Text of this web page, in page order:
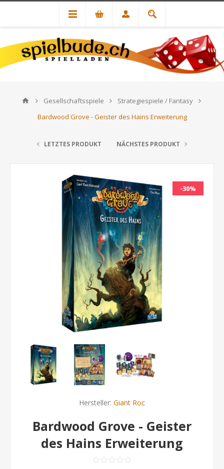
Gesellschaftsspiele
Strategiespiele / Fantasy
Bardwood Grove - Geister des Hains Erweiterung
LETZTES PRODUKT NÄCHSTES PRODUKT
-30%
Hersteller: Giant Roc
Bardwood Grove - Geister
des Hains Erweiterung